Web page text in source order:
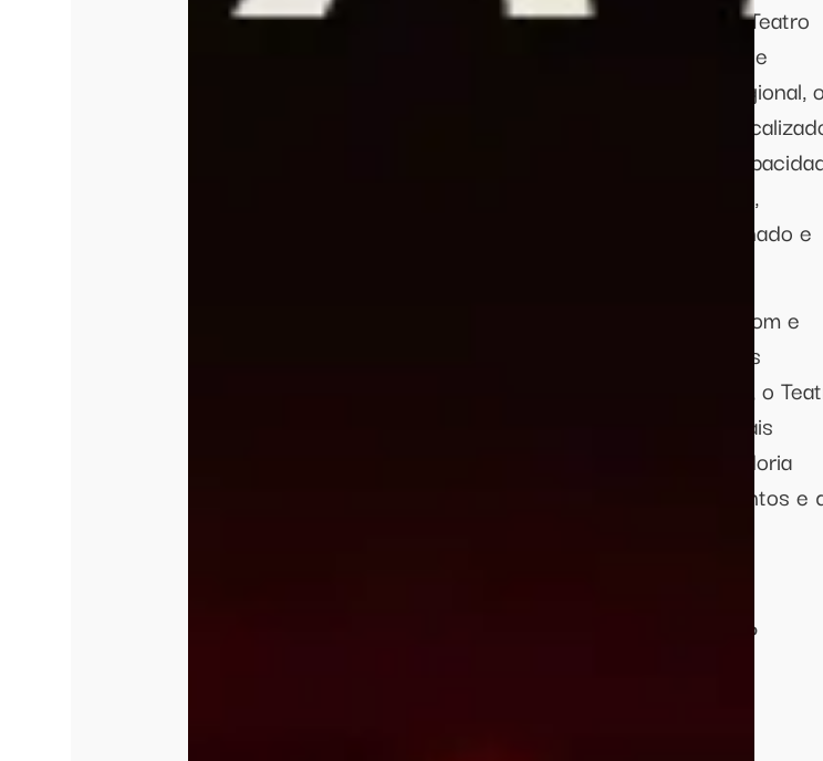
Celebrando todas as formas de arte e entretenimento, o Teatro
Brasília Shopping oferece uma programação diversificada e
criativa. Com foco na valorização da cultura nacional e regional, o
espaço tem um carinho especial pela cena brasiliense.
no primeiro piso do Brasília Shopping, o teatro oferece
para até 100 pessoas, incluindo espaços para cadeirantes,
proporcionando um ambiente acolhedor com ar-condicionado e
Além disso, o teatro conta com cabine para controle de som e
iluminação, camarim amplo e um foyer ideal para pequenas
exposições e coquetéis. Com mais de 15 anos de história, o
Brasília Shopping vem se tornando uma casa cada vez mais
relevante no cenário cultural da cidade por meio da curadoria
realizada, da manutenção permanente de seus equipamentos e
Inscrições para a programação do 1º